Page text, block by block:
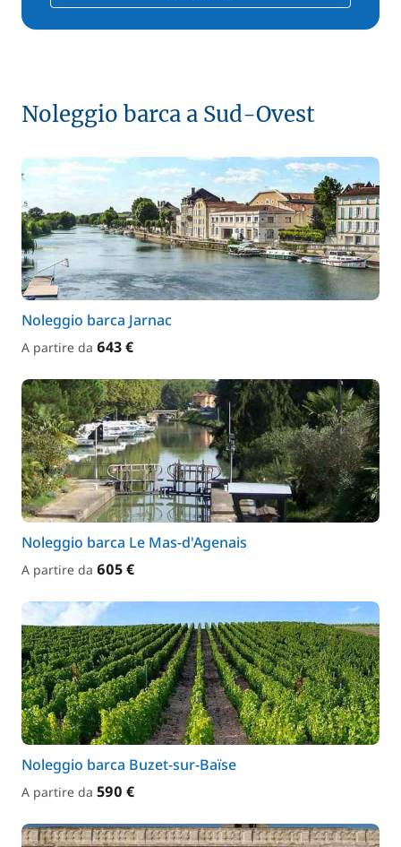
Noleggio barca a Sud-Ovest
Noleggio barca Jarnac
A partire da 643 €
Noleggio barca Le Mas-d'Agenais
A partire da 605 €
Noleggio barca Buzet-sur-Baïse
A partire da 590 €